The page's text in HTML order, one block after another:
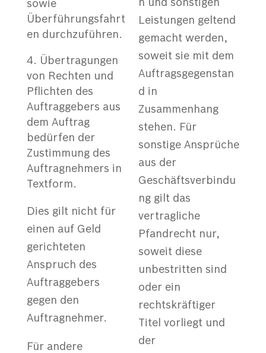
sowie
Überführungsfahrt
en durchzuführen.
Übertragungen
von Rechten und
Pflichten des
Auftraggebers aus
dem Auftrag
bedürfen der
Zustimmung des
Auftragnehmers in
Textform.
Dies gilt nicht für
einen auf Geld
gerichteten
Anspruch des
Auftraggebers
gegen den
Auftragnehmer.
Für andere
n und sonstigen
Leistungen geltend
gemacht werden,
soweit sie mit dem
Auftragsgegenstan
d in
Zusammenhang
stehen. Für
sonstige Ansprüche
aus der
Geschäftsverbindu
ng gilt das
vertragliche
Pfandrecht nur,
soweit diese
unbestritten sind
oder ein
rechtskräftiger
Titel vorliegt und
der